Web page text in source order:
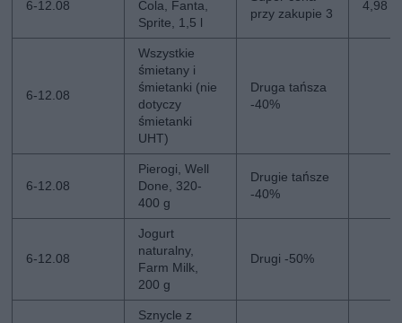
6-12.08
Cola, Fanta,
Sprite, 1,5 l
przy zakupie 3
4,98
6-12.08
Wszystkie
śmietany i
śmietanki (nie
dotyczy
śmietanki
UHT)
Druga tańsza
-40%
6-12.08
Pierogi, Well
Done, 320-
400 g
Drugie tańsze
-40%
6-12.08
Jogurt
naturalny,
Farm Milk,
200 g
Drugi -50%
Sznycle z